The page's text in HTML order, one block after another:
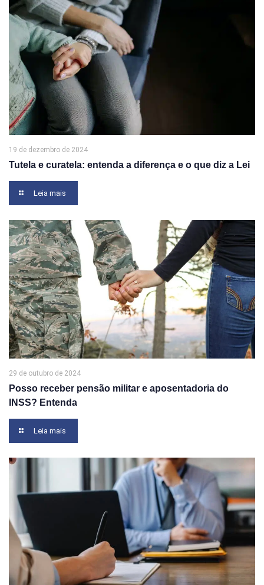
19 de dezembro de 2024
Tutela e curatela: entenda a diferença e o que diz a Lei
Leia mais
29 de outubro de 2024
Posso receber pensão militar e aposentadoria do
INSS? Entenda
Leia mais